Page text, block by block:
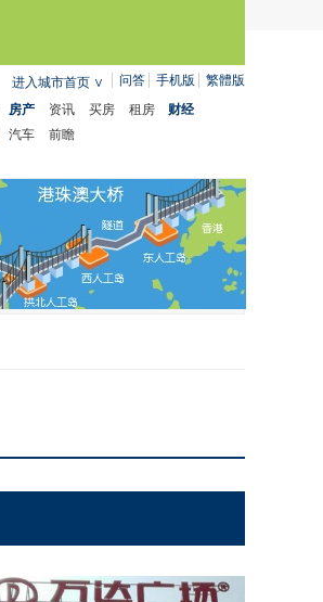
问答 手机版 繁體版
进入城市首页 ∨
房产 资讯 买房 租房
财经
汽车 前瞻